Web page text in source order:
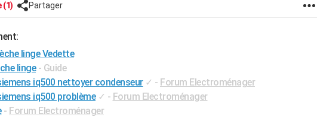
(1) Partager
linge Vedette
linge - Guide
iq500 nettoyer condenseur ✓ - Forum Electroménager
iq500 problème ✓ - Forum Electroménager
- Forum Electroménager